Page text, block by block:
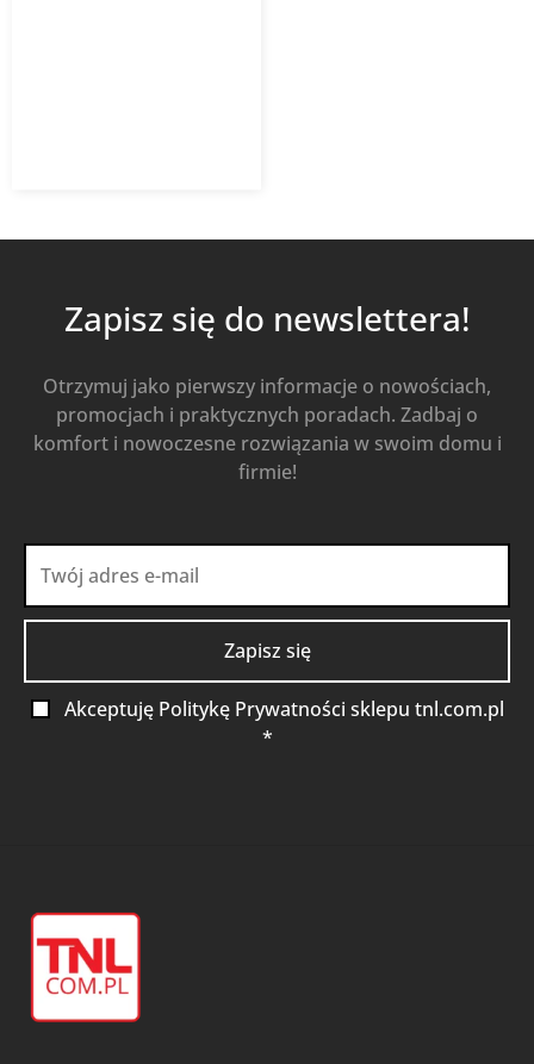
Zapisz się do newslettera!
Otrzymuj jako pierwszy informacje o nowościach,
promocjach i praktycznych poradach. Zadbaj o
komfort i nowoczesne rozwiązania w swoim domu i
firmie!
Akceptuję Politykę Prywatności sklepu tnl.com.pl
*